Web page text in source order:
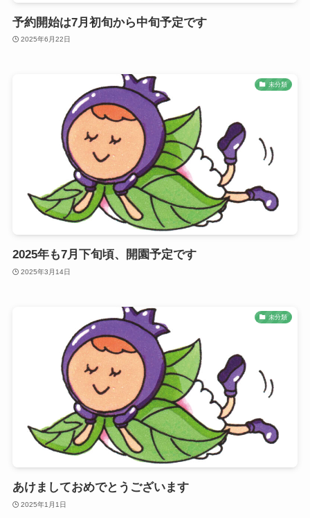
予約開始は7月初旬から中旬予定です
2025年6月22日
未分類
2025年も7月下旬頃、開園予定です
2025年3月14日
未分類
あけましておめでとうございます
2025年1月1日